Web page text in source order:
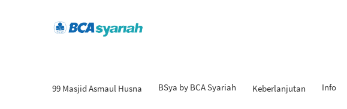
99 Masjid Asmaul Husna BSya by BCA Syariah Keberlanjutan Info